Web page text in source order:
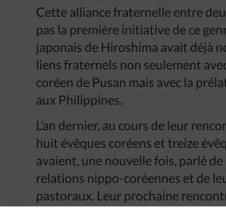
Cette alliance fraternelle entre
pas la première initiative de ce
japonais de Hiroshima avait déjà
liens fraternels non seulement
coréen de Pusan mais avec la
aux Philippines.
L’an dernier, au cours de leur
huit évêques coréens et treize
avaient, une nouvelle fois, parlé de
relations nippo-coréennes et de
pastoraux. Leur prochaine